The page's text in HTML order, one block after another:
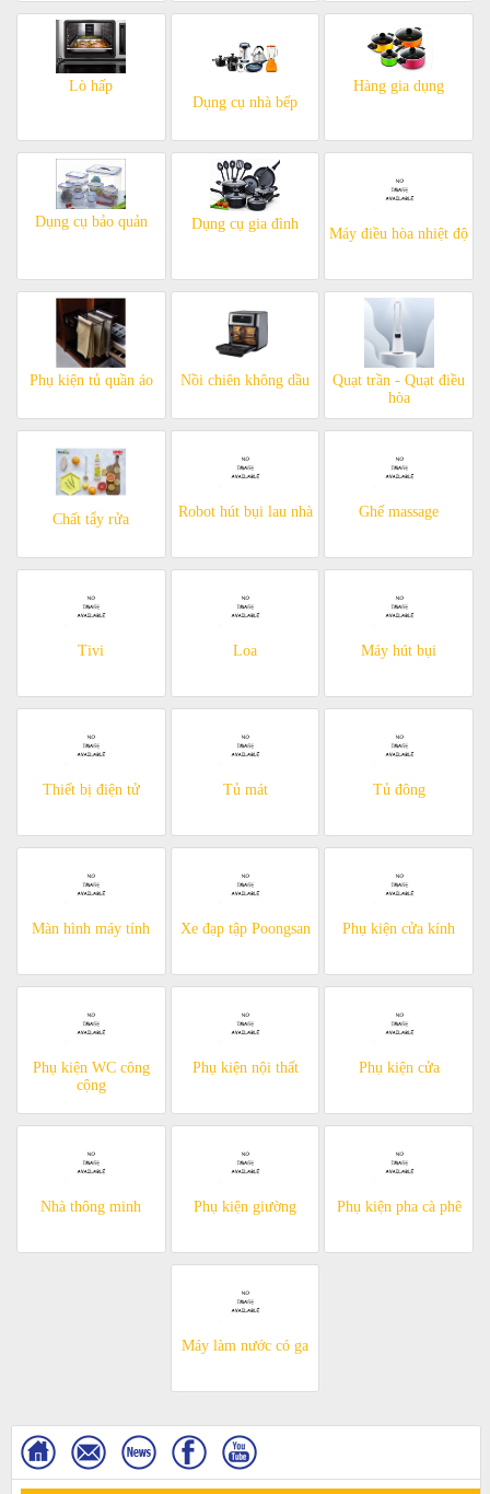
Lò hấp
Dụng cụ nhà bếp
Hàng gia dụng
Dụng cụ bảo quản Dụng cụ gia đình
Máy điều hòa nhiệt độ
Phụ kiện tủ quần áo Nồi chiên không dầu
Quạt trần - Quạt điều
hòa
Chất tẩy rửa Robot hút bụi lau nhà Ghế massage
Tivi Loa Máy hút bụi
Thiết bị điện tử Tủ mát Tủ đông
Màn hình máy tính Xe đạp tập Poongsan Phụ kiện cửa kính
Phụ kiện WC công
cộng
Phụ kiện nội thất Phụ kiện cửa
Nhà thông minh Phụ kiện giường Phụ kiện pha cà phê
Máy làm nước có ga